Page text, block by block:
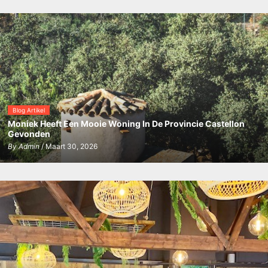
Blog Artikel
Moniek Heeft Een Mooie Woning In De Provincie Castellon
Gevonden
ByAdmin/ Maart 30, 2026